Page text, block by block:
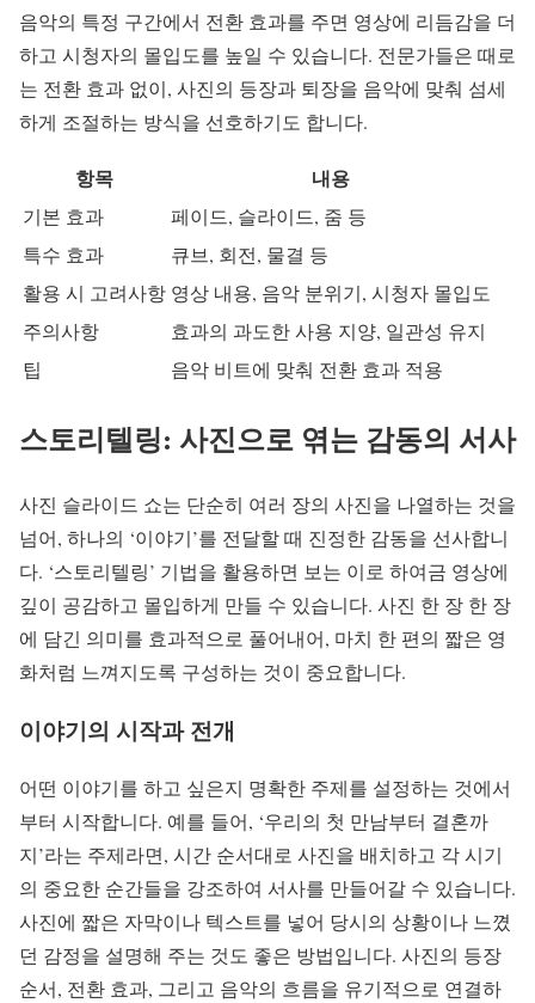
음악의 특정 구간에서 전환 효과를 주면 영상에 리듬감을 더
하고 시청자의 몰입도를 높일 수 있습니다. 전문가들은 때로
는 전환 효과 없이, 사진의 등장과 퇴장을 음악에 맞춰 섬세
하게 조절하는 방식을 선호하기도 합니다.
항목 내용
기본 효과
페이드, 슬라이드, 줌 등
특수 효과
큐브, 회전, 물결 등
활용 시 고려사항 영상 내용, 음악 분위기, 시청자 몰입도
주의사항
효과의 과도한 사용 지양, 일관성 유지
팁
음악 비트에 맞춰 전환 효과 적용
스토리텔링: 사진으로 엮는 감동의 서사
사진 슬라이드 쇼는 단순히 여러 장의 사진을 나열하는 것을
넘어, 하나의 ‘이야기’를 전달할 때 진정한 감동을 선사합니
다. ‘스토리텔링’ 기법을 활용하면 보는 이로 하여금 영상에
깊이 공감하고 몰입하게 만들 수 있습니다. 사진 한 장 한 장
에 담긴 의미를 효과적으로 풀어내어, 마치 한 편의 짧은 영
화처럼 느껴지도록 구성하는 것이 중요합니다.
이야기의 시작과 전개
어떤 이야기를 하고 싶은지 명확한 주제를 설정하는 것에서
부터 시작합니다. 예를 들어, ‘우리의 첫 만남부터 결혼까
지’라는 주제라면, 시간 순서대로 사진을 배치하고 각 시기
의 중요한 순간들을 강조하여 서사를 만들어갈 수 있습니다.
사진에 짧은 자막이나 텍스트를 넣어 당시의 상황이나 느꼈
던 감정을 설명해 주는 것도 좋은 방법입니다. 사진의 등장
순서, 전환 효과, 그리고 음악의 흐름을 유기적으로 연결하